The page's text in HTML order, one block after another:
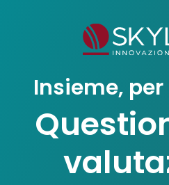
Insieme,